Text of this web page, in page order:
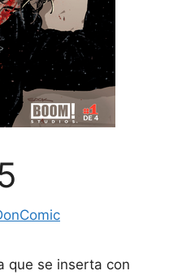
que se inserta con